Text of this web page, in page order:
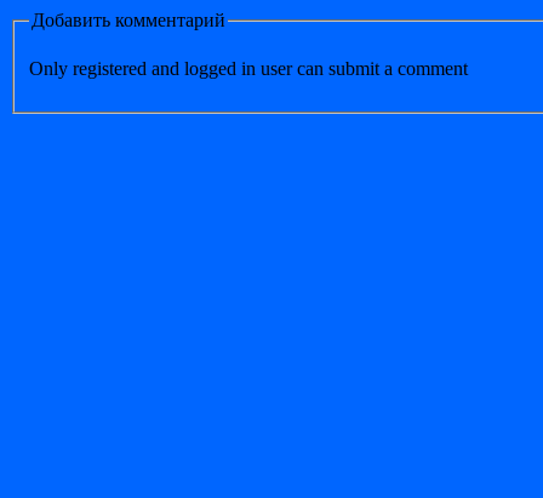
Добавить комментарий
Only registered and logged in user can submit a comment